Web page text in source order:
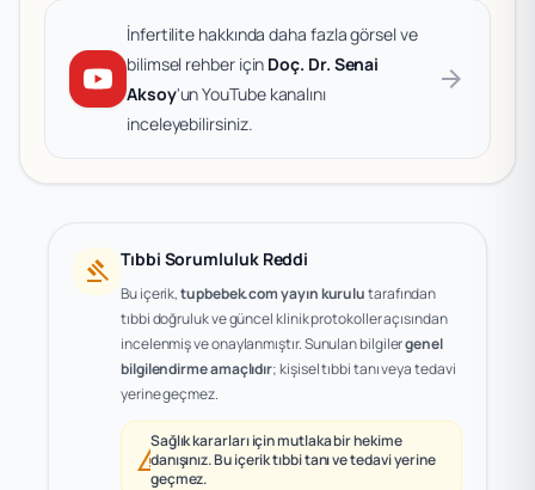
İnfertilite hakkında daha fazla görsel ve
bilimsel rehber için Doç. Dr. Senai
Aksoy'un YouTube kanalını
inceleyebilirsiniz.
arrow_forward
gavel Tıbbi Sorumluluk Reddi
Bu içerik,tupbebek.com yayın kurulutarafından
tıbbi doğruluk ve güncel klinik protokoller açısından
incelenmiş ve onaylanmıştır. Sunulan bilgilergenel
bilgilendirme amaçlıdır; kişisel tıbbi tanı veya tedavi
yerine geçmez.
warning
Sağlık kararları için mutlaka bir hekime
danışınız. Bu içerik tıbbi tanı ve tedavi yerine
geçmez.